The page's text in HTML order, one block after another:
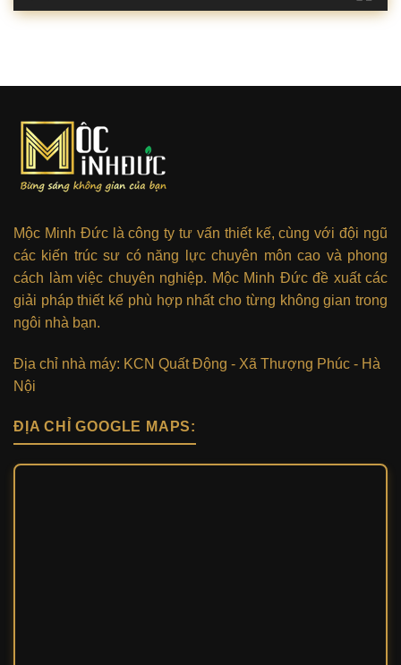
Mộc Minh Đức là công ty tư vấn thiết kế, cùng với đội ngũ
các kiến trúc sư có năng lực chuyên môn cao và phong
cách làm việc chuyên nghiệp. Mộc Minh Đức đề xuất các
giải pháp thiết kế phù hợp nhất cho từng không gian trong
ngôi nhà bạn.
Địa chỉ nhà máy: KCN Quất Động - Xã Thượng Phúc - Hà
Nội
ĐỊA CHỈ GOOGLE MAPS: